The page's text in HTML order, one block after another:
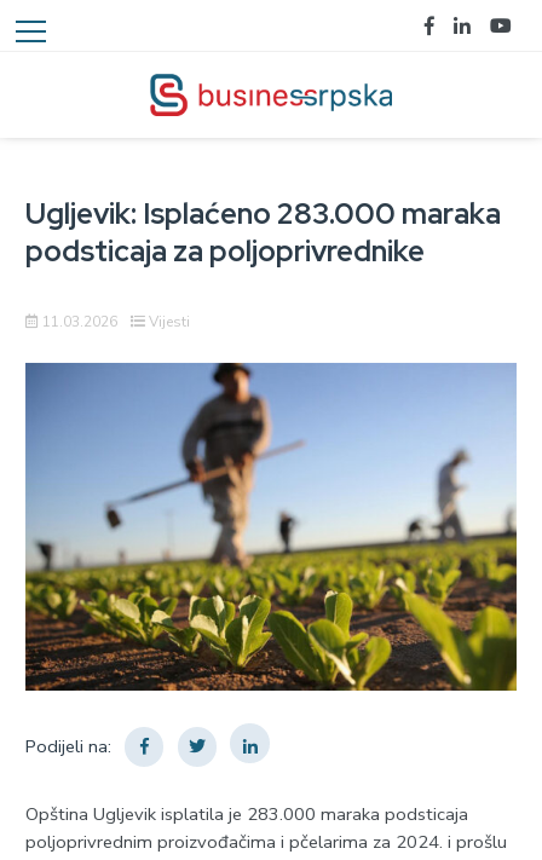
Ugljevik: Isplaćeno 283.000 maraka
podsticaja za poljoprivrednike
11.03.2026 Vijesti
Podijeli na:
Opština Ugljevik isplatila je 283.000 maraka podsticaja
poljoprivrednim proizvođačima i pčelarima za 2024. i prošlu